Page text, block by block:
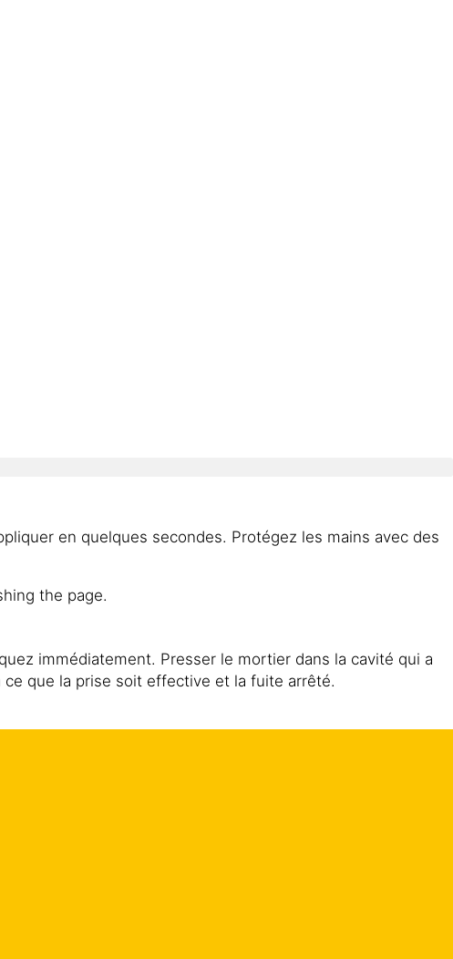
en quelques secondes. Protégez les mains avec des
immédiatement. Presser le mortier dans la cavité qui a
que la prise soit effective et la fuite arrêté.
the page.